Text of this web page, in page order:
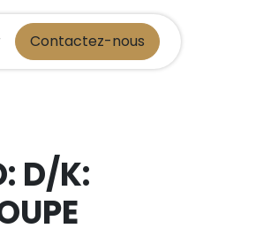
Contactez-nous
D/K: